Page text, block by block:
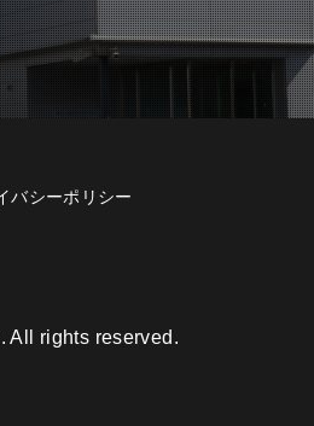
バシーポリシー
All rights reserved.